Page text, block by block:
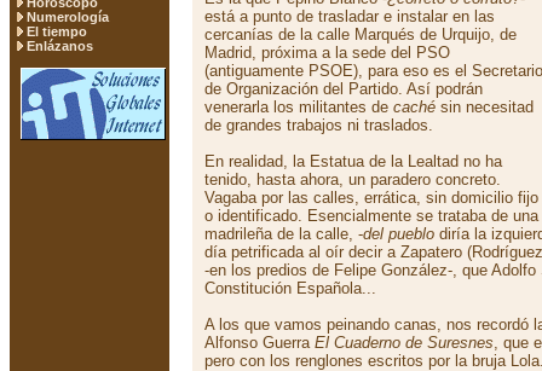
Numerología
El tiempo
Enlázanos
está a punto de trasladar e instalar en las
cercanías de la calle Marqués de Urquijo, de
Madrid, próxima a la sede del PSO
(antiguamente PSOE), para eso es el Secretario
de Organización del Partido. Así podrán
venerarla los militantes de caché sin necesitad
de grandes trabajos ni traslados.
En realidad, la Estatua de la Lealtad no ha
tenido, hasta ahora, un paradero concreto.
Vagaba por las calles, errática, sin domicilio fijo
o identificado. Esencialmente se trataba de una
madrileña de la calle, -del pueblo diría la
día petrificada al oír decir a Zapatero
-en los predios de Felipe González-, que
Constitución Española...
A los que vamos peinando canas, nos recordó
Alfonso Guerra El Cuaderno de Suresnes, que
pero con los renglones escritos por la bruja